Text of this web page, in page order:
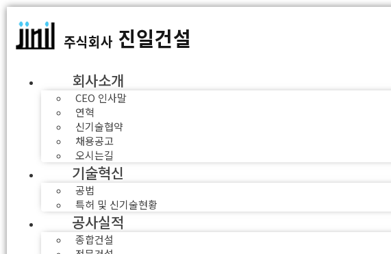
회사소개
CEO 인사말
연혁
신기술협약
채용공고
오시는길
기술혁신
공법
특허 및 신기술현황
공사실적
종합건설